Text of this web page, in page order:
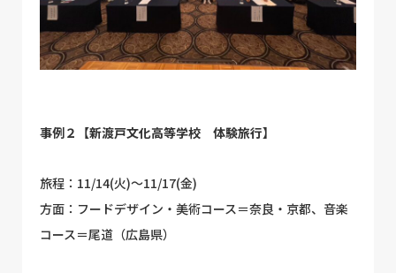
事例２【新渡戸文化高等学校 体験旅行】
旅程：11/14(火)〜11/17(金)
方面：フードデザイン・美術コース＝奈良・京都、音楽
コース＝尾道（広島県）